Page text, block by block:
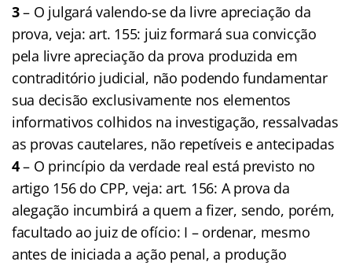
3– O julgará valendo-se da livre apreciação da
prova, veja: art. 155: juiz formará sua convicção
pela livre apreciação da prova produzida em
contraditório judicial, não podendo fundamentar
sua decisão exclusivamente nos elementos
informativos colhidos na investigação, ressalvadas
as provas cautelares, não repetíveis e antecipadas
4– O princípio da verdade real está previsto no
artigo 156 do CPP, veja: art. 156: A prova da
alegação incumbirá a quem a fizer, sendo, porém,
facultado ao juiz de ofício: I – ordenar, mesmo
antes de iniciada a ação penal, a produção